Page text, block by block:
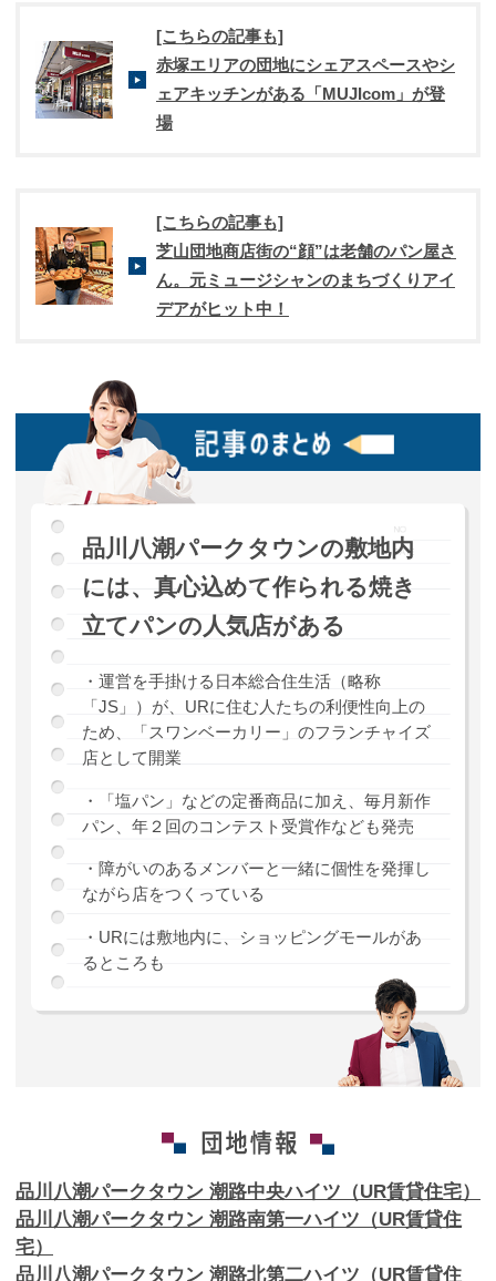
[こちらの記事も]
赤塚エリアの団地にシェアスペースやシ
ェアキッチンがある「MUJIcom」が登
場
[こちらの記事も]
芝山団地商店街の“顔”は老舗のパン屋さ
ん。元ミュージシャンのまちづくりアイ
デアがヒット中！
品川八潮パークタウンの敷地内
には、真心込めて作られる焼き
立てパンの人気店がある
・運営を手掛ける日本総合住生活（略称
「JS」）が、URに住む人たちの利便性向上の
ため、「スワンベーカリー」のフランチャイズ
店として開業
・「塩パン」などの定番商品に加え、毎月新作
パン、年２回のコンテスト受賞作なども発売
・障がいのあるメンバーと一緒に個性を発揮し
ながら店をつくっている
・URには敷地内に、ショッピングモールがあ
るところも
品川八潮パークタウン 潮路中央ハイツ（UR賃貸住宅）
品川八潮パークタウン 潮路南第一ハイツ（UR賃貸住
宅）
品川八潮パークタウン 潮路北第二ハイツ（UR賃貸住